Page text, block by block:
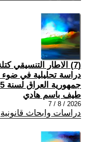
(7) الاطار التنسيقي
جمهورية العراق لسنة 2005
طيف باسم هادي
2026 / 8 / 7
دراسات وابحاث قانونية